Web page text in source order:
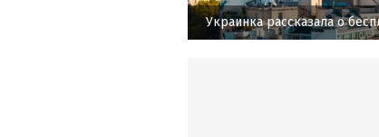
Украинка рассказала о